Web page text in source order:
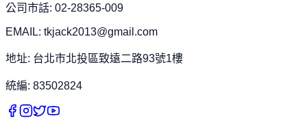
公司市話: 02-28365-009
EMAIL: tkjack2013@gmail.com
地址: 台北市北投區致遠二路93號1樓
統編: 83502824